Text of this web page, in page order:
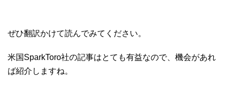
ぜひ翻訳かけて読んでみてください。
米国SparkToro社の記事はとても有益なので、機会があれ
ば紹介しますね。